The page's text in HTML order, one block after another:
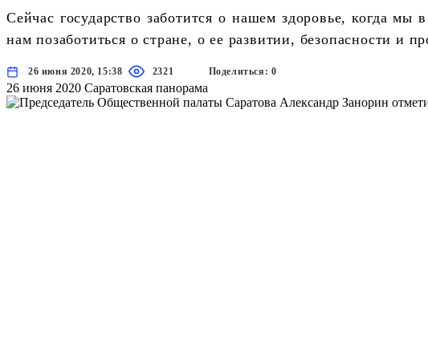
Сейчас государство заботится о нашем здоровье, когда
нам позаботиться о стране, о ее развитии, безопасности и
26 июня 2020, 15:38 2321 Поделиться: 0
26 июня 2020 Саратовская панорама